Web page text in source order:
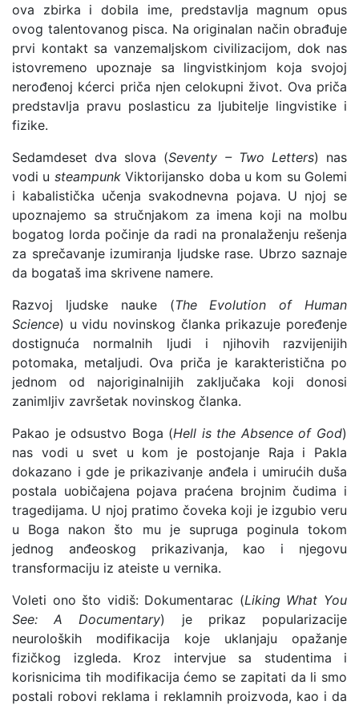
ova zbirka i dobila ime, predstavlja magnum opus
ovog talentovanog pisca. Na originalan način obrađuje
prvi kontakt sa vanzemaljskom civilizacijom, dok nas
istovremeno upoznaje sa lingvistkinjom koja svojoj
nerođenoj kćerci priča njen celokupni život. Ova priča
predstavlja pravu poslasticu za ljubitelje lingvistike i
fizike.
Sedamdeset dva slova (Seventy – Two Letters) nas
vodi u steampunkViktorijansko doba u kom su Golemi
i kabalistička učenja svakodnevna pojava. U njoj se
upoznajemo sa stručnjakom za imena koji na molbu
bogatog lorda počinje da radi na pronalaženju rešenja
za sprečavanje izumiranja ljudske rase. Ubrzo saznaje
da bogataš ima skrivene namere.
Razvoj ljudske nauke (The Evolution of Human
Science) u vidu novinskog članka prikazuje poređenje
dostignuća normalnih ljudi i njihovih razvijenijih
potomaka, metaljudi. Ova priča je karakteristična po
jednom od najoriginalnijih zaključaka koji donosi
zanimljiv završetak novinskog članka.
Pakao je odsustvo Boga (Hell is the Absence of God)
nas vodi u svet u kom je postojanje Raja i Pakla
dokazano i gde je prikazivanje anđela i umirućih duša
postala uobičajena pojava praćena brojnim čudima i
tragedijama. U njoj pratimo čoveka koji je izgubio veru
u Boga nakon što mu je supruga poginula tokom
jednog anđeoskog prikazivanja, kao i njegovu
transformaciju iz ateiste u vernika.
Voleti ono što vidiš: Dokumentarac (Liking What You
See: A Documentary) je prikaz popularizacije
neuroloških modifikacija koje uklanjaju opažanje
fizičkog izgleda. Kroz intervjue sa studentima i
korisnicima tih modifikacija ćemo se zapitati da li smo
postali robovi reklama i reklamnih proizvoda, kao i da